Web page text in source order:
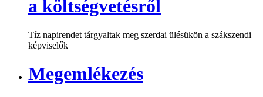
a költségvetésről
Tíz napirendet tárgyaltak meg szerdai ülésükön a szákszendi
képviselők
Megemlékezés